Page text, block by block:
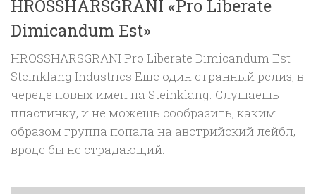
HROSSHARSGRANI «Pro Liberate
Dimicandum Est»
HROSSHARSGRANI Pro Liberate Dimicandum Est
Steinklang Industries Еще один странный релиз, в
череде новых имен на Steinklang. Слушаешь
пластинку, и не можешь сообразить, каким
образом группа попала на австрийский лейбл,
вроде бы не страдающий...